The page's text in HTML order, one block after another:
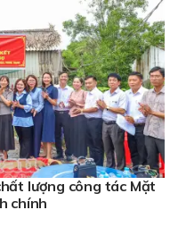
lượng công tác Mặt
chính